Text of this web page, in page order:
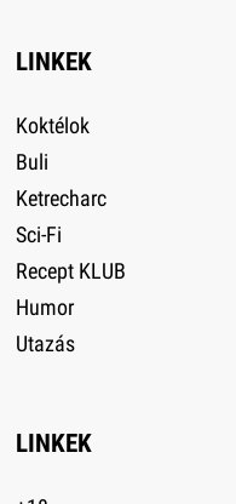
LINKEK
Koktélok
Buli
Ketrecharc
Sci-Fi
Recept KLUB
Humor
Utazás
LINKEK